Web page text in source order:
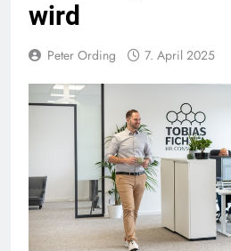
wird
Peter Ording 7. April 2025